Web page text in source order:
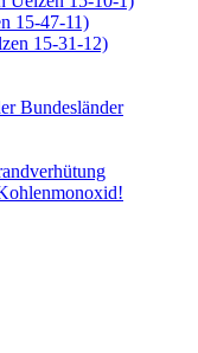
15-47-11)
15-31-12)
Bundesländer